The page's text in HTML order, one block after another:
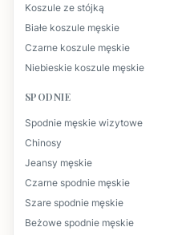
Koszule ze stójką
Białe koszule męskie
Czarne koszule męskie
Niebieskie koszule męskie
SPODNIE
Spodnie męskie wizytowe
Chinosy
Jeansy męskie
Czarne spodnie męskie
Szare spodnie męskie
Beżowe spodnie męskie